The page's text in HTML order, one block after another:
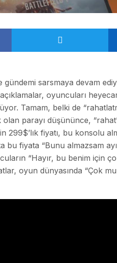
sarsmaya devam
oyuncuları
Tamam, belki de
olan parayı düşününce,
299$’lık fiyatı, bu konsolu
bu fiyata “Bunu almazsam
“Hayır, bu benim için
oyun dünyasında “Çok